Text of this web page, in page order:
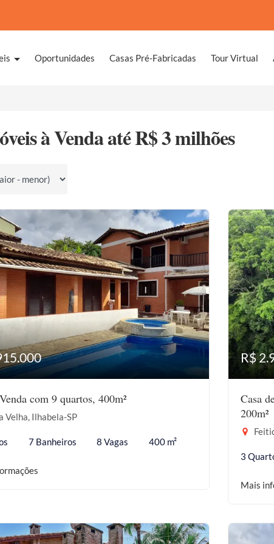
Oportunidades Casas Pré-Fabricadas Tour Virtual
à Venda até R$ 3 milhões
com 9 quartos, 400m²
Velha, Ilhabela-SP
7 Banheiros 8 Vagas 400 m²
R$
Casa
200m²
3
Mais